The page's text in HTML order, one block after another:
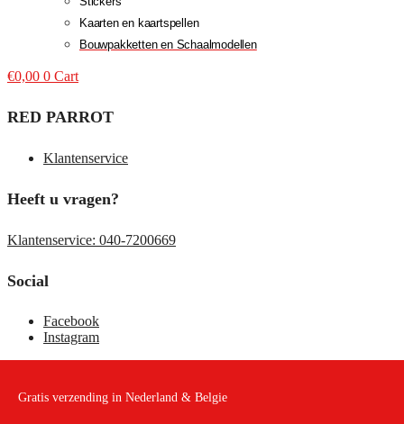
Kaarten en kaartspellen
Bouwpakketten en Schaalmodellen
€0,00 0 Cart
RED PARROT
Klantenservice
Heeft u vragen?
Klantenservice: 040-7200669
Social
Facebook
Instagram
Gratis verzending in Nederland & Belgie